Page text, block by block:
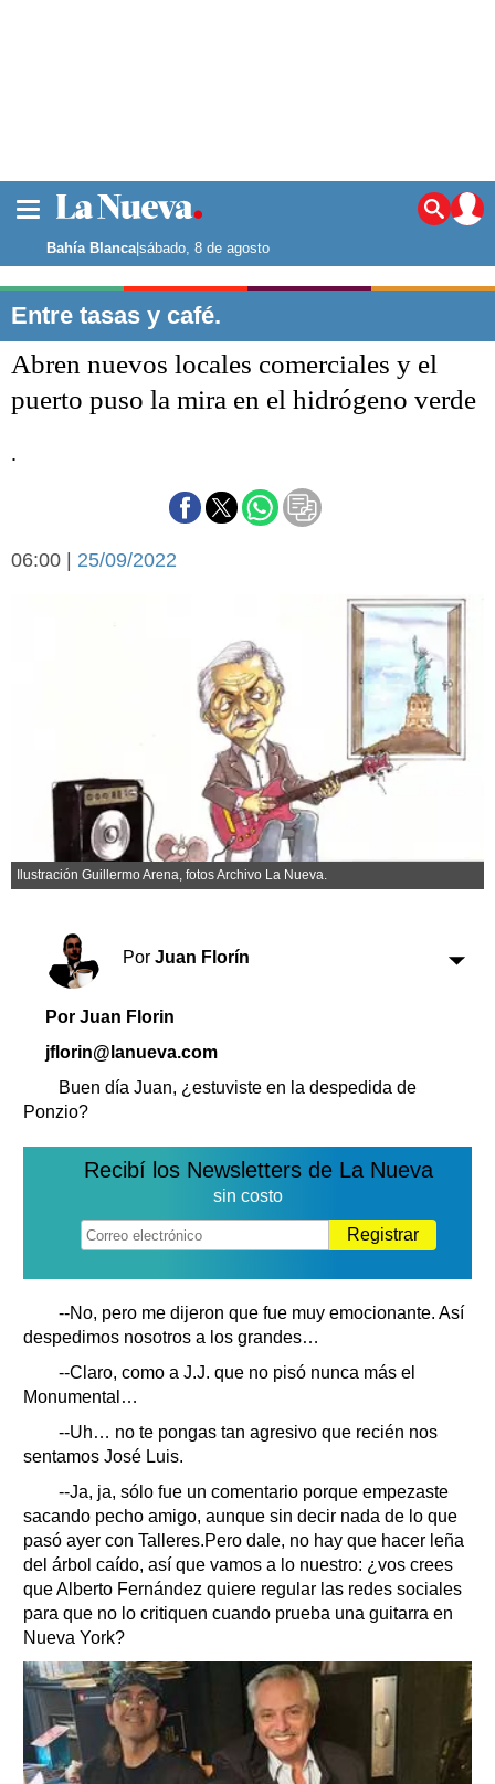
Noticias
La ciudad
Punta Alta
El mundo
Seguridad
Básquetbol
Economía y finanzas
Con el campo
Espacio empresas
Sociedad
Tecnología
Turismo
Salud
Es viral
Cartón Lleno
Fúnebres
Suplementos
Servicios
Farmacias
Datos Útiles
Bahía Blanca|sábado, 8 de agosto
Entre tasas y café.
Abren nuevos locales comerciales y el
puerto puso la mira en el hidrógeno verde
.
06:00 | 25/09/2022
Ilustración Guillermo Arena, fotos Archivo La Nueva.
Por Juan Florín
Por Juan Florin
jflorin@lanueva.com
Buen día Juan, ¿estuviste en la despedida de
Ponzio?
Recibí los Newsletters de La Nueva
sin costo
Registrar
--No, pero me dijeron que fue muy emocionante. Así
despedimos nosotros a los grandes…
--Claro, como a J.J. que no pisó nunca más el
Monumental…
--Uh… no te pongas tan agresivo que recién nos
sentamos José Luis.
--Ja, ja, sólo fue un comentario porque empezaste
sacando pecho amigo, aunque sin decir nada de lo que
pasó ayer con Talleres.Pero dale, no hay que hacer leña
del árbol caído, así que vamos a lo nuestro: ¿vos crees
que Alberto Fernández quiere regular las redes sociales
para que no lo critiquen cuando prueba una guitarra en
Nueva York?